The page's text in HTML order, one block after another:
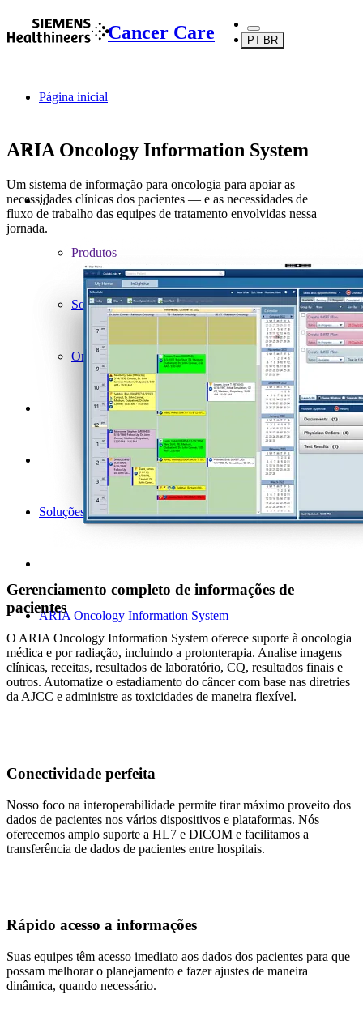
Cancer Care PT-BR
Página inicial
...
Produtos
Software
Oncologia digital
Soluções herdadas
ARIA Oncology Information System
ARIA Oncology Information System
Um sistema de informação para oncologia para apoiar as
necessidades clínicas dos pacientes — e as necessidades de
fluxo de trabalho das equipes de tratamento envolvidas nessa
jornada.
Gerenciamento completo de informações de
pacientes
O ARIA Oncology Information System oferece suporte à oncologia
médica e por radiação, incluindo a protonterapia. Analise imagens
clínicas, receitas, resultados de laboratório, CQ, resultados finais e
outros. Automatize o estadiamento do câncer com base nas diretries
da AJCC e administre as toxicidades de maneira flexível.
Conectividade perfeita
Nosso foco na interoperabilidade permite tirar máximo proveito dos
dados de pacientes nos vários dispositivos e plataformas. Nós
oferecemos amplo suporte a HL7 e DICOM e facilitamos a
transferência de dados de pacientes entre hospitais.
Rápido acesso a informações
Suas equipes têm acesso imediato aos dados dos pacientes para que
possam melhorar o planejamento e fazer ajustes de maneira
dinâmica, quando necessário.